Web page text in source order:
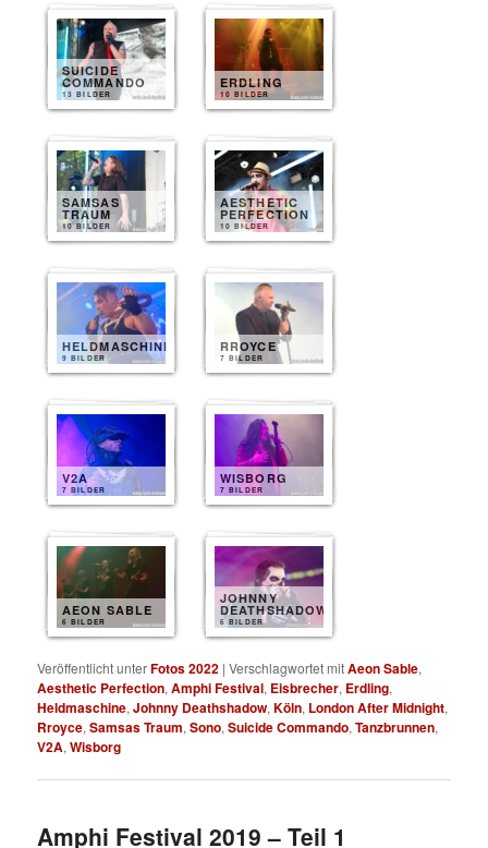
SUICIDE
COMMANDO
13 BILDER
ERDLING
10 BILDER
SAMSAS
TRAUM
10 BILDER
AESTHETIC
PERFECTION
10 BILDER
HELDMASCHINE
9 BILDER
RROYCE
7 BILDER
V2A
7 BILDER
WISBORG
7 BILDER
AEON SABLE
6 BILDER
JOHNNY
DEATHSHADOW
6 BILDER
Veröffentlicht unterFotos 2022 |Verschlagwortet mitAeon Sable,
Aesthetic Perfection,Amphi Festival, Eisbrecher, Erdling,
Heldmaschine,Johnny Deathshadow,Köln, London After Midnight,
Rroyce,Samsas Traum,Sono,Suicide Commando,Tanzbrunnen,
V2A,Wisborg
Amphi Festival 2019 – Teil 1